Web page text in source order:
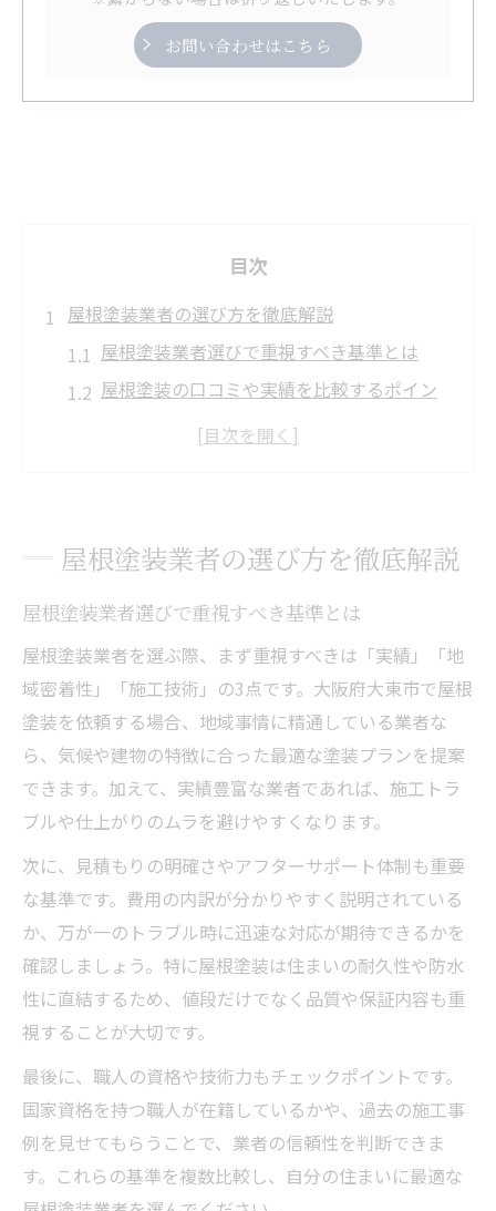
お問い合わせはこちら
目次
屋根塗装業者の選び方を徹底解説
屋根塗装業者選びで重視すべき基準とは
屋根塗装の口コミや実績を比較するポイン
術
屋根塗装業者選定で後悔しないチェック項
大阪府大東市で屋根塗装を依頼する際の注意点
大東市で屋根塗装依頼時のトラブル防止法
屋根塗装の地元業者に相談するメリットと
は
屋根塗装依頼前に確認したい地域特有の事
情
見積もり比較で分かる屋根塗装の注意ポイ
ント
屋根塗装の契約時に注意したい重要事項
品質に自信のある屋根塗装とは何か
屋根塗装の品質を左右する技術と実績
高品質な屋根塗装に必要な塗料選びのポイ
ント
屋根塗装の仕上がりを左右する職人の技術
力
屋根塗装業者の選び方を徹底解説
屋根塗装業者選びで重視すべき基準とは
屋根塗装業者を選ぶ際、まず重視すべきは「実績」「地
域密着性」「施工技術」の3点です。大阪府大東市で屋根
塗装を依頼する場合、地域事情に精通している業者な
ら、気候や建物の特徴に合った最適な塗装プランを提案
できます。加えて、実績豊富な業者であれば、施工トラ
ブルや仕上がりのムラを避けやすくなります。
次に、見積もりの明確さやアフターサポート体制も重要
な基準です。費用の内訳が分かりやすく説明されている
か、万が一のトラブル時に迅速な対応が期待できるかを
確認しましょう。特に屋根塗装は住まいの耐久性や防水
性に直結するため、値段だけでなく品質や保証内容も重
視することが大切です。
最後に、職人の資格や技術力もチェックポイントです。
国家資格を持つ職人が在籍しているかや、過去の施工事
例を見せてもらうことで、業者の信頼性を判断できま
す。これらの基準を複数比較し、自分の住まいに最適な